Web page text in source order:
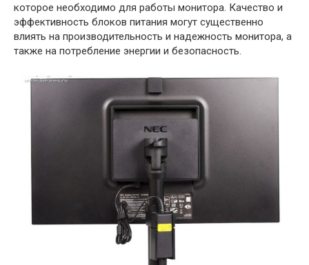
которое необходимо для работы монитора. Качество и
эффективность блоков питания могут существенно
влиять на производительность и надежность монитора, а
также на потребление энергии и безопасность.